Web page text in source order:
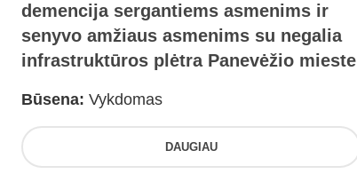
demencija sergantiems asmenims ir
senyvo amžiaus asmenims su negalia
infrastruktūros plėtra Panevėžio mieste
Būsena: Vykdomas
DAUGIAU